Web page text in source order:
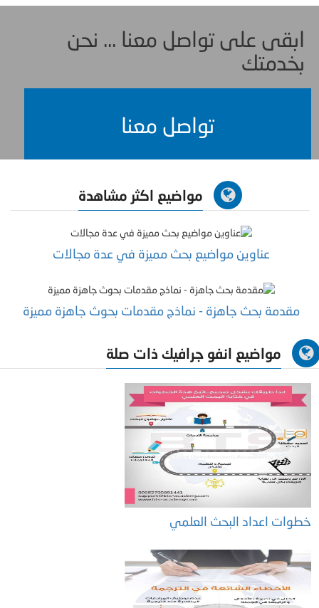
ابقى على تواصل معنا ... نحن
بخدمتك
تواصل معنا
مواضيع اكثر مشاهدة
عناوين مواضيع بحث مميزة في عدة مجالات
مقدمة بحث جاهزة - نماذج مقدمات بحوث جاهزة مميزة
مواضيع انفو جرافيك ذات صلة
خطوات اعداد البحث العلمي